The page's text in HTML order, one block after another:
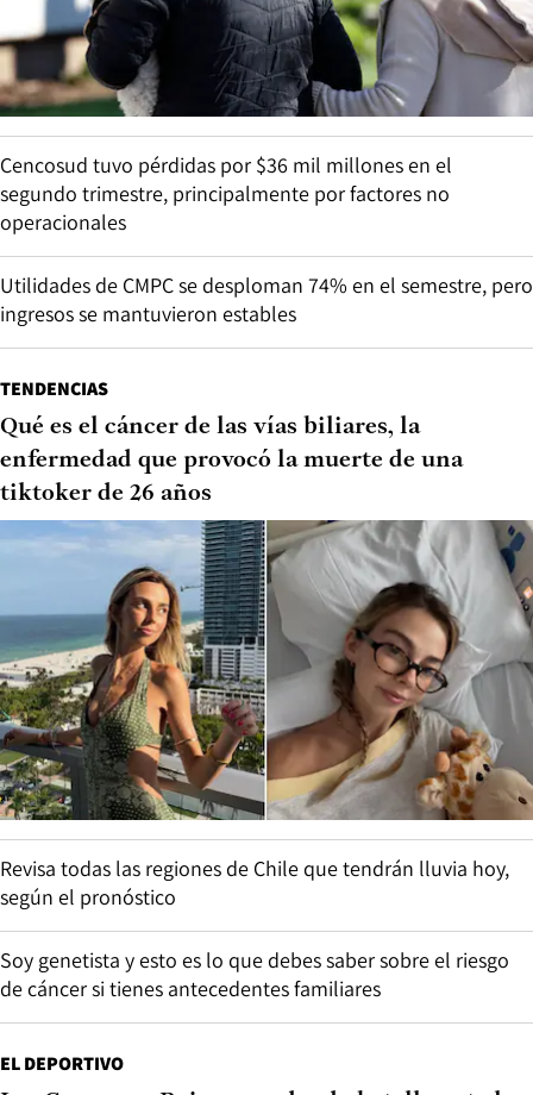
Cencosud tuvo pérdidas por $36 mil millones en el
segundo trimestre, principalmente por factores no
operacionales
Utilidades de CMPC se desploman 74% en el semestre, pero
ingresos se mantuvieron estables
TENDENCIAS
Qué es el cáncer de las vías biliares, la
enfermedad que provocó la muerte de una
tiktoker de 26 años
Revisa todas las regiones de Chile que tendrán lluvia hoy,
según el pronóstico
Soy genetista y esto es lo que debes saber sobre el riesgo
de cáncer si tienes antecedentes familiares
EL DEPORTIVO